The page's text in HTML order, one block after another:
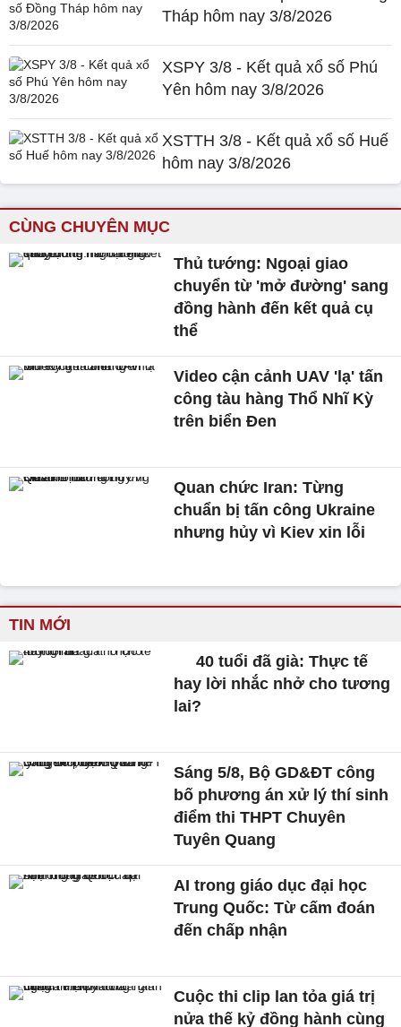
Tháp hôm nay 3/8/2026
XSPY 3/8 - Kết quả xổ số Phú
Yên hôm nay 3/8/2026
XSTTH 3/8 - Kết quả xổ số Huế
hôm nay 3/8/2026
CÙNG CHUYÊN MỤC
Thủ tướng: Ngoại giao
chuyển từ 'mở đường' sang
đồng hành đến kết quả cụ
thể
Video cận cảnh UAV 'lạ' tấn
công tàu hàng Thổ Nhĩ Kỳ
trên biển Đen
Quan chức Iran: Từng
chuẩn bị tấn công Ukraine
nhưng hủy vì Kiev xin lỗi
TIN MỚI
40 tuổi đã già: Thực tế
hay lời nhắc nhở cho tương
lai?
Sáng 5/8, Bộ GD&ĐT công
bố phương án xử lý thí sinh
điểm thi THPT Chuyên
Tuyên Quang
AI trong giáo dục đại học
Trung Quốc: Từ cấm đoán
đến chấp nhận
Cuộc thi clip lan tỏa giá trị
nửa thế kỷ đồng hành cùng